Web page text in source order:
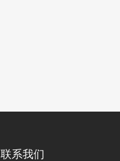
联系我们